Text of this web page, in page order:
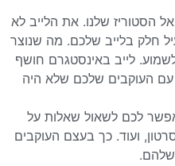
הסטוריז שלנו. את הלייב לא
חלק בלייב שלכם. מה שנוצר
לייב באינסטגרם חושף
עם העוקבים שלכם שלא היה
לכם לשאול שאלות על
ועוד. כך בעצם העוקבים
שלהם.